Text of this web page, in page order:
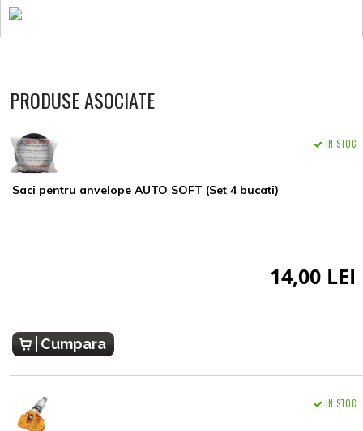
PRODUSE ASOCIATE
Saci pentru anvelope AUTO SOFT (Set 4 bucati)
IN STOC
14,00 LEI
Cumpara
IN STOC